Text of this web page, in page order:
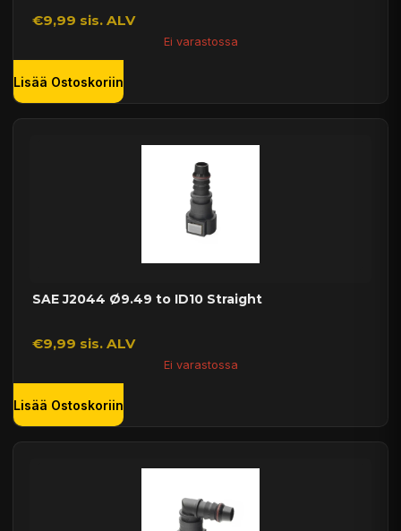
€9,99 sis. ALV
Ei varastossa
Lisää Ostoskoriin
SAE J2044 Ø9.49 to ID10 Straight
€9,99 sis. ALV
Ei varastossa
Lisää Ostoskoriin